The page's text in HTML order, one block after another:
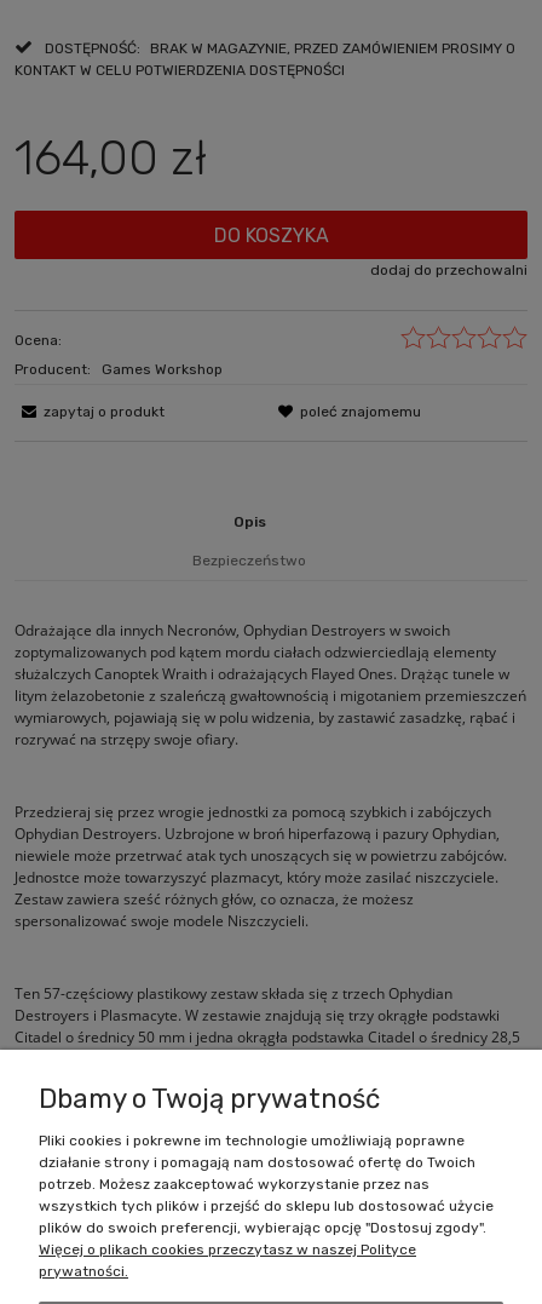
DOSTĘPNOŚĆ:
BRAK W MAGAZYNIE, PRZED ZAMÓWIENIEM PROSIMY O
KONTAKT W CELU POTWIERDZENIA DOSTĘPNOŚCI
164,00 zł
DO KOSZYKA
dodaj do przechowalni
Ocena:
Producent:
Games Workshop
zapytaj o produkt poleć znajomemu
Opis
Bezpieczeństwo
Odrażające dla innych Necronów, Ophydian Destroyers w swoich
zoptymalizowanych pod kątem mordu ciałach odzwierciedlają elementy
służalczych Canoptek Wraith i odrażających Flayed Ones. Drążąc tunele w
litym żelazobetonie z szaleńczą gwałtownością i migotaniem przemieszczeń
wymiarowych, pojawiają się w polu widzenia, by zastawić zasadzkę, rąbać i
rozrywać na strzępy swoje ofiary.
Przedzieraj się przez wrogie jednostki za pomocą szybkich i zabójczych
Ophydian Destroyers. Uzbrojone w broń hiperfazową i pazury Ophydian,
niewiele może przetrwać atak tych unoszących się w powietrzu zabójców.
Jednostce może towarzyszyć plazmacyt, który może zasilać niszczyciele.
Zestaw zawiera sześć różnych głów, co oznacza, że możesz
spersonalizować swoje modele Niszczycieli.
Ten 57-częściowy plastikowy zestaw składa się z trzech Ophydian
Destroyers i Plasmacyte. W zestawie znajdują się trzy okrągłe podstawki
Citadel o średnicy 50 mm i jedna okrągła podstawka Citadel o średnicy 28,5
Zakupy
Pomoc
Dbamy o Twoją prywatność
Pliki cookies i pokrewne im technologie umożliwiają poprawne
działanie strony i pomagają nam dostosować ofertę do Twoich
potrzeb. Możesz zaakceptować wykorzystanie przez nas
wszystkich tych plików i przejść do sklepu lub dostosować użycie
plików do swoich preferencji, wybierając opcję "Dostosuj zgody".
Więcej o plikach cookies przeczytasz w naszej Polityce
prywatności.